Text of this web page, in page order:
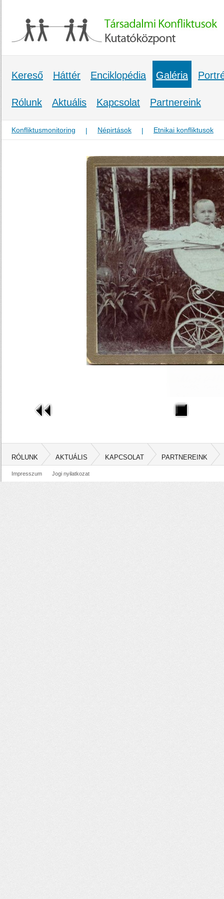
Kereső Háttér Enciklopédia Galéria
Rólunk Aktuális Kapcsolat Partnereink
Konfliktusmonitoring | Népirtások | Etnikai konfliktusok
RÓLUNK AKTUÁLIS KAPCSOLAT PARTNEREINK
Impresszum Jogi nyilatkozat